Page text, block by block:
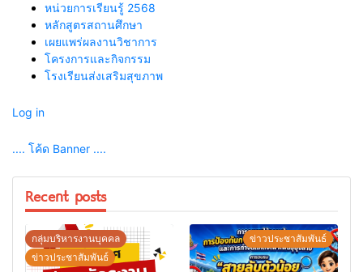
หน่วยการเรียนรู้ 2568
หลักสูตรสถานศึกษา
เผยแพร่ผลงานวิชาการ
โครงการและกิจกรรม
โรงเรียนส่งเสริมสุขภาพ
Log in
.... โค้ด Banner ....
Recent posts
กลุ่มบริหารงานบุคคล
ข่าวประชาสัมพันธ์
ข่าวประชาสัมพันธ์